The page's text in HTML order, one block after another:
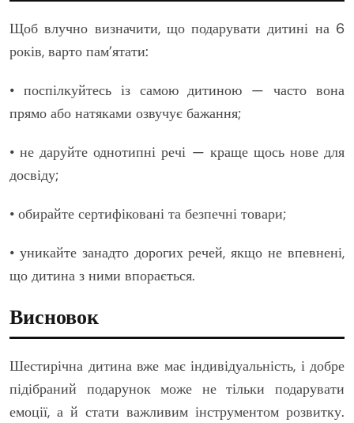
Щоб влучно визначити, що подарувати дитині на 6
років, варто пам’ятати:
• поспілкуйтесь із самою дитиною — часто вона
прямо або натяками озвучує бажання;
• не даруйте однотипні речі — краще щось нове для
досвіду;
• обирайте сертифіковані та безпечні товари;
• уникайте занадто дорогих речей, якщо не впевнені,
що дитина з ними впорається.
Висновок
Шестирічна дитина вже має індивідуальність, і добре
підібраний подарунок може не тільки подарувати
емоції, а й стати важливим інструментом розвитку.